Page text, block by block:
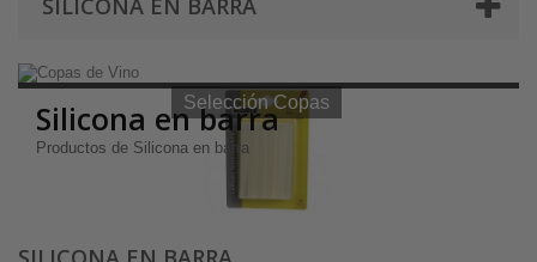
Selección Copas de Vino y Champagne
Selección Copas
Silicona en barra
Productos de Silicona en barra